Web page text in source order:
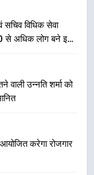
सचिव विधिक सेवा
से अधिक लोग बने इस
उन्नति शर्मा को
करेगा रोजगार
से 17 अगस्त तक
कार्यक्रम
रूप से संपन्न कराने
एसएसपी दून